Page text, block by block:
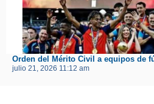
Orden del Mérito Civil a equipos de
julio 21, 2026 11:12 am